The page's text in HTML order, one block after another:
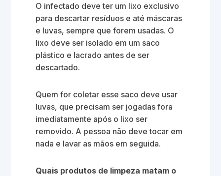
O infectado deve ter um lixo exclusivo
para descartar resíduos e até máscaras
e luvas, sempre que forem usadas. O
lixo deve ser isolado em um saco
plástico e lacrado antes de ser
descartado.
Quem for coletar esse saco deve usar
luvas, que precisam ser jogadas fora
imediatamente após o lixo ser
removido. A pessoa não deve tocar em
nada e lavar as mãos em seguida.
Quais produtos de limpeza matam o